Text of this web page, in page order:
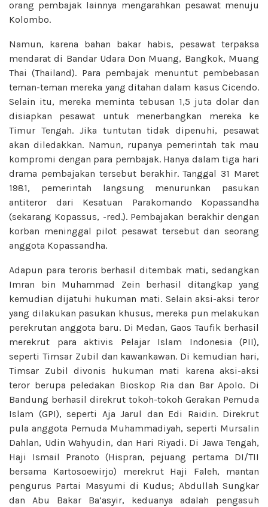
orang pembajak lainnya mengarahkan pesawat menuju
Kolombo.
Namun, karena bahan bakar habis, pesawat terpaksa
mendarat di Bandar Udara Don Muang, Bangkok, Muang
Thai (Thailand). Para pembajak menuntut pembebasan
teman-teman mereka yang ditahan dalam kasus Cicendo.
Selain itu, mereka meminta tebusan 1,5 juta dolar dan
disiapkan pesawat untuk menerbangkan mereka ke
Timur Tengah. Jika tuntutan tidak dipenuhi, pesawat
akan diledakkan. Namun, rupanya pemerintah tak mau
kompromi dengan para pembajak. Hanya dalam tiga hari
drama pembajakan tersebut berakhir. Tanggal 31 Maret
1981, pemerintah langsung menurunkan pasukan
antiteror dari Kesatuan Parakomando Kopassandha
(sekarang Kopassus, -red.). Pembajakan berakhir dengan
korban meninggal pilot pesawat tersebut dan seorang
anggota Kopassandha.
Adapun para teroris berhasil ditembak mati, sedangkan
Imran bin Muhammad Zein berhasil ditangkap yang
kemudian dijatuhi hukuman mati. Selain aksi-aksi teror
yang dilakukan pasukan khusus, mereka pun melakukan
perekrutan anggota baru. Di Medan, Gaos Taufik berhasil
merekrut para aktivis Pelajar Islam Indonesia (PII),
seperti Timsar Zubil dan kawankawan. Di kemudian hari,
Timsar Zubil divonis hukuman mati karena aksi-aksi
teror berupa peledakan Bioskop Ria dan Bar Apolo. Di
Bandung berhasil direkrut tokoh-tokoh Gerakan Pemuda
Islam (GPI), seperti Aja Jarul dan Edi Raidin. Direkrut
pula anggota Pemuda Muhammadiyah, seperti Mursalin
Dahlan, Udin Wahyudin, dan Hari Riyadi. Di Jawa Tengah,
Haji Ismail Pranoto (Hispran, pejuang pertama DI/TII
bersama Kartosoewirjo) merekrut Haji Faleh, mantan
pengurus Partai Masyumi di Kudus; Abdullah Sungkar
dan Abu Bakar Ba’asyir, keduanya adalah pengasuh